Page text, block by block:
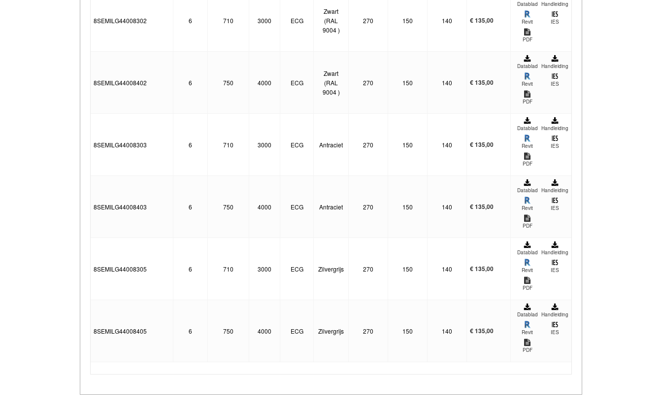
8SEMILG44008302 6 710 3000 ECG
Zwart
(RAL
9004 )
270 150 140 €135,00
Datablad Handleiding
Revit IES
PDF
8SEMILG44008402 6 750 4000 ECG
Zwart
(RAL
9004 )
270 150 140 €135,00
Datablad Handleiding
Revit IES
PDF
8SEMILG44008303 6 710 3000 ECG Antraciet 270 150 140 €135,00
Datablad Handleiding
Revit IES
PDF
8SEMILG44008403 6 750 4000 ECG Antraciet 270 150 140 €135,00
Datablad Handleiding
Revit IES
PDF
8SEMILG44008305 6 710 3000 ECG Zilvergrijs 270 150 140 €135,00
Datablad Handleiding
Revit IES
PDF
8SEMILG44008405 6 750 4000 ECG Zilvergrijs 270 150 140 €135,00
Datablad Handleiding
Revit IES
PDF